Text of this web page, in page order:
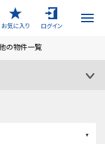
お気に入り
ログイン
の物件一覧